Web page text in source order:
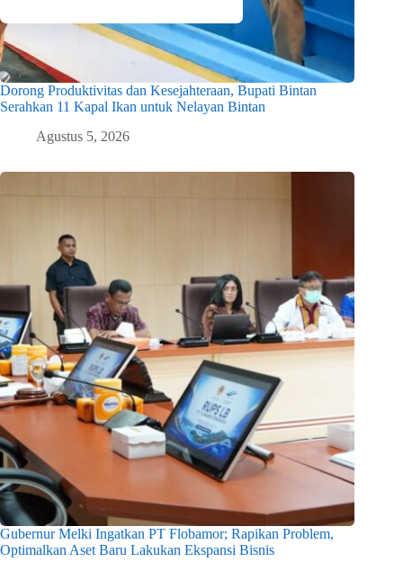
Dorong Produktivitas dan Kesejahteraan, Bupati Bintan
Serahkan 11 Kapal Ikan untuk Nelayan Bintan
Agustus 5, 2026
Gubernur Melki Ingatkan PT Flobamor; Rapikan Problem,
Optimalkan Aset Baru Lakukan Ekspansi Bisnis